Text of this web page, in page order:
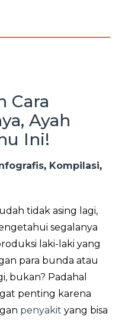
Cara
Ayah
Ini!
, Kompilasi,
tidak asing lagi,
segalanya
laki-laki yang
para bunda atau
bukan? Padahal
penting karena
penyakit yang bisa